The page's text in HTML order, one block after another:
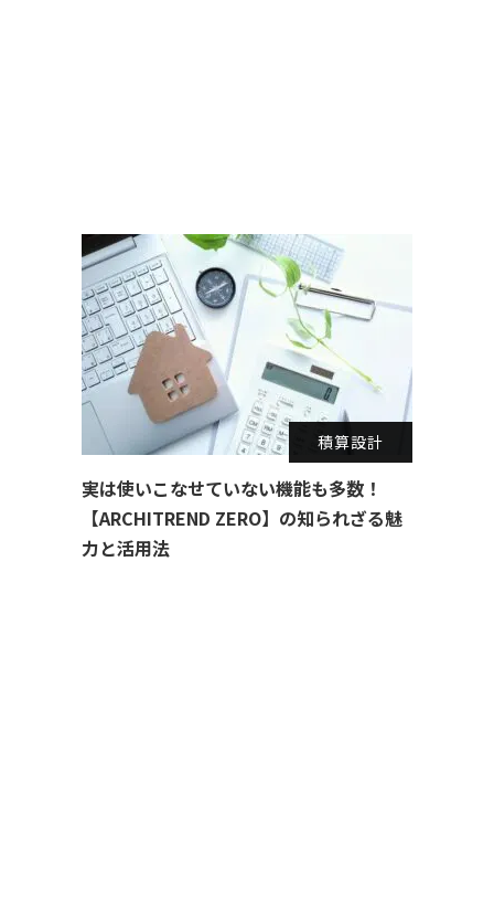
積算設計
実は使いこなせていない機能も多数！
【ARCHITREND ZERO】の知られざる魅
力と活用法